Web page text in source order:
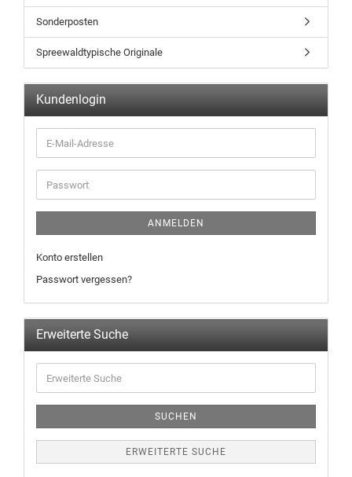
Sonderposten
Spreewaldtypische Originale
Kundenlogin
ANMELDEN
Konto erstellen
Passwort vergessen?
Erweiterte Suche
SUCHEN
ERWEITERTE SUCHE